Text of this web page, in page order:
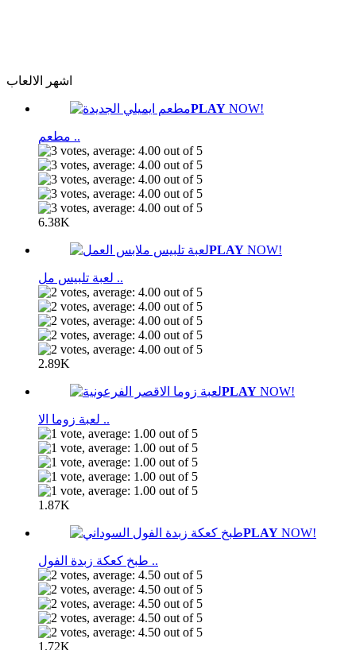
اشهر الالعاب
PLAY NOW!
مطعم ..
6.38K
PLAY NOW!
لعبة تلبيس مل ..
2.89K
PLAY NOW!
لعبة زوما الا ..
1.87K
PLAY NOW!
طبخ كعكة زبدة الفول ..
1.72K